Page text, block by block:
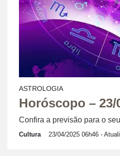
ASTROLOGIA
Horóscopo – 23/
Confira a previsão para o
Cultura 23/04/2025 06h46 -